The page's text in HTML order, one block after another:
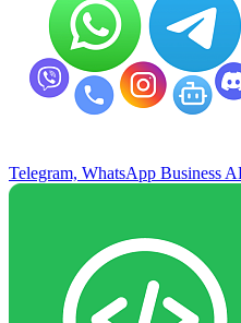
Telegram, WhatsApp Business